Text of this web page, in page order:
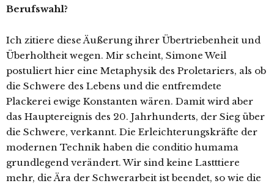
Berufswahl?
Ich zitiere diese Äußerung ihrer Übertriebenheit und
Überholtheit wegen. Mir scheint, Simone Weil
postuliert hier eine Metaphysik des Proletariers, als ob
die Schwere des Lebens und die entfremdete
Plackerei ewige Konstanten wären. Damit wird aber
das Hauptereignis des 20. Jahrhunderts, der Sieg über
die Schwere, verkannt. Die Erleichterungskräfte der
modernen Technik haben die conditio humama
grundlegend verändert. Wir sind keine Lastttiere
mehr, die Ära der Schwerarbeit ist beendet, so wie die